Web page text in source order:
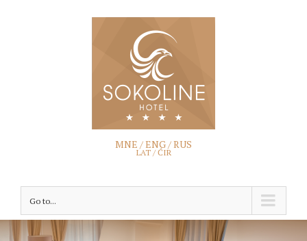
MNE /ENG/RUS
LAT / ĆIR
Go to...